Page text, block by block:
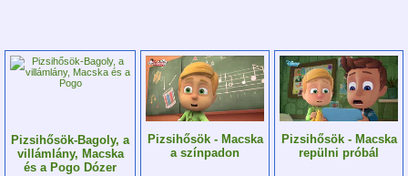
Pizsihősök-Bagoly, a
villámlány, Macska
és a Pogo Dózer
Pizsihősök - Macska
a színpadon
Pizsihősök - Macska
repülni próbál